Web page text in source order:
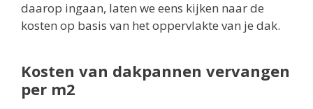
daarop ingaan, laten we eens kijken naar de
kosten op basis van het oppervlakte van je dak.
Kosten van dakpannen vervangen
per m2